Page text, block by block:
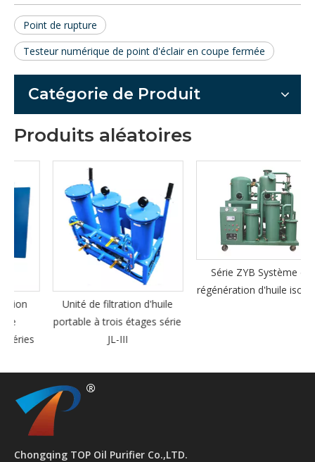
Point de rupture
Testeur numérique de point d'éclair en coupe fermée
Catégorie de Produit
Produits aléatoires
Unité de filtration d'huile
portable à trois étages série
Série ZYB Système de
régénération d'huile isolante
Chongqing TOP Oil Purifier Co.,LTD.